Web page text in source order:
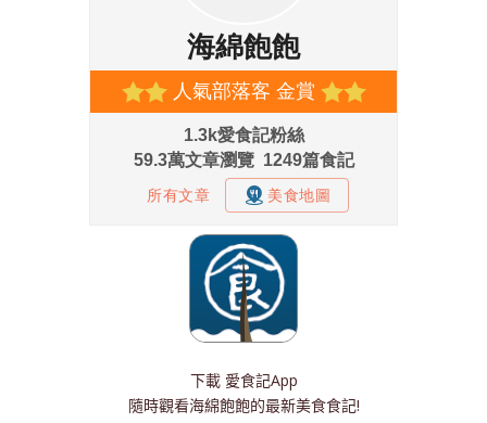
下載 愛食記App
隨時觀看海綿飽飽的最新美食食記!